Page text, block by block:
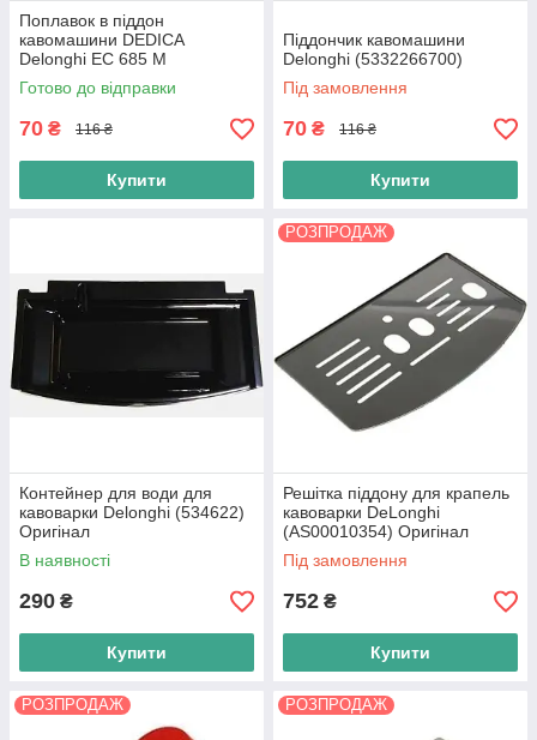
Поплавок в піддон
кавомашини DEDICA
Delonghi EC 685 M
(5313249981)
Готово до відправки
70 ₴ 116 ₴
Купити
Піддончик кавомашини
Delonghi (5332266700)
Під замовлення
70 ₴ 116 ₴
Купити
Контейнер для води для
кавоварки Delonghi (534622)
Оригінал
В наявності
290 ₴
Купити
РОЗПРОДАЖ
Решітка піддону для крапель
кавоварки DeLonghi
(AS00010354) Оригінал
Під замовлення
752 ₴
Купити
РОЗПРОДАЖ РОЗПРОДАЖ